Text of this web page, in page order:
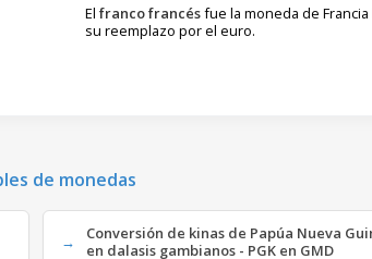
El franco francésfue la moneda de Francia
su reemplazo por el euro.
de monedas
Conversión de kinas de Papúa Nueva
en dalasis gambianos - PGK en GMD